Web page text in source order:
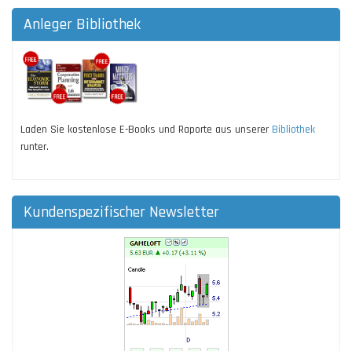
Anleger Bibliothek
Laden Sie kostenlose E-Books und Raporte aus unserer Bibliothek
runter.
Kundenspezifischer Newsletter